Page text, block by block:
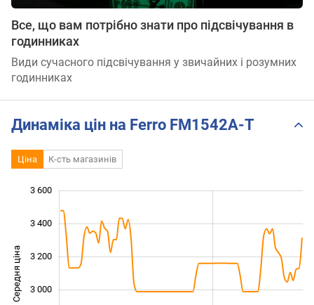
Все, що вам потрібно знати про підсвічування в
годинниках
Види сучасного підсвічування у звичайних і розумних
годинниках
Динаміка цін на Ferro FM1542A-T
Ціна К-сть магазинів
Середня ціна 3 000
3 200
3 400
3 600